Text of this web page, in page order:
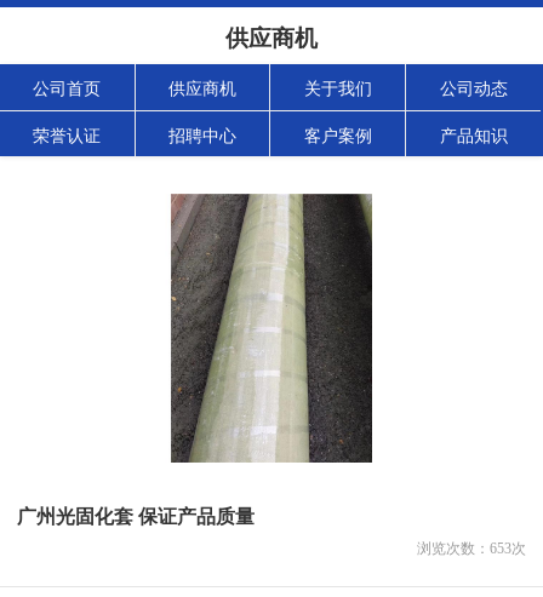
供应商机
公司首页 供应商机 关于我们 公司动态
荣誉认证 招聘中心 客户案例 产品知识
广州光固化套 保证产品质量
浏览次数： 653次